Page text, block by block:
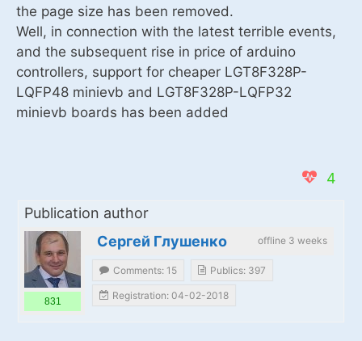
the page size has been removed.
Well, in connection with the latest terrible events,
and the subsequent rise in price of arduino
controllers, support for cheaper LGT8F328P-
LQFP48 minievb and LGT8F328P-LQFP32
minievb boards has been added
4
Publication author
offline 3 weeks
Сергей Глушенко
831
Comments: 15 Publics: 397
Registration: 04-02-2018